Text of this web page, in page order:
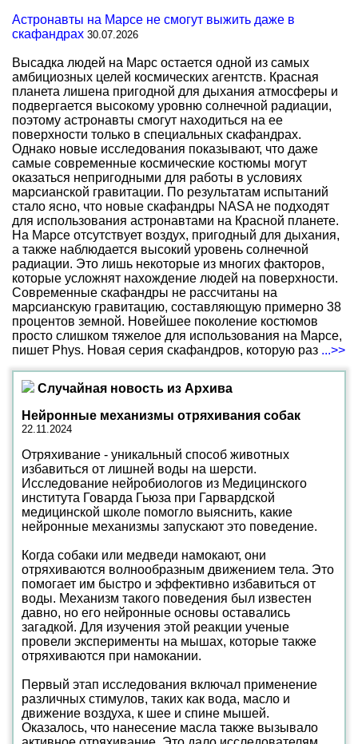
Астронавты на Марсе не смогут выжить даже в
скафандрах 30.07.2026
Высадка людей на Марс остается одной из самых
амбициозных целей космических агентств. Красная
планета лишена пригодной для дыхания атмосферы и
подвергается высокому уровню солнечной радиации,
поэтому астронавты смогут находиться на ее
поверхности только в специальных скафандрах.
Однако новые исследования показывают, что даже
самые современные космические костюмы могут
оказаться непригодными для работы в условиях
марсианской гравитации. По результатам испытаний
стало ясно, что новые скафандры NASA не подходят
для использования астронавтами на Красной планете.
На Марсе отсутствует воздух, пригодный для дыхания,
а также наблюдается высокий уровень солнечной
радиации. Это лишь некоторые из многих факторов,
которые усложнят нахождение людей на поверхности.
Современные скафандры не рассчитаны на
марсианскую гравитацию, составляющую примерно 38
процентов земной. Новейшее поколение костюмов
просто слишком тяжелое для использования на Марсе,
пишет Phys. Новая серия скафандров, которую раз ...>>
Случайная новость из Архива
Нейронные механизмы отряхивания собак
22.11.2024
Отряхивание - уникальный способ животных
избавиться от лишней воды на шерсти.
Исследование нейробиологов из Медицинского
института Говарда Гьюза при Гарвардской
медицинской школе помогло выяснить, какие
нейронные механизмы запускают это поведение.
Когда собаки или медведи намокают, они
отряхиваются волнообразным движением тела. Это
помогает им быстро и эффективно избавиться от
воды. Механизм такого поведения был известен
давно, но его нейронные основы оставались
загадкой. Для изучения этой реакции ученые
провели эксперименты на мышах, которые также
отряхиваются при намокании.
Первый этап исследования включал применение
различных стимулов, таких как вода, масло и
движение воздуха, к шее и спине мышей.
Оказалось, что нанесение масла также вызывало